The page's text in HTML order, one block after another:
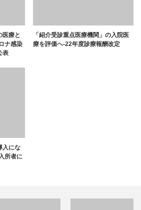
医療と
ナ感染
表
「紹介受診重点医療機関」の入院医
療を評価へ-22年度診療報酬改定
入にな
所者に